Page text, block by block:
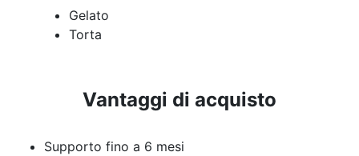
Gelato
Torta
Vantaggi di acquisto
Supporto fino a 6 mesi